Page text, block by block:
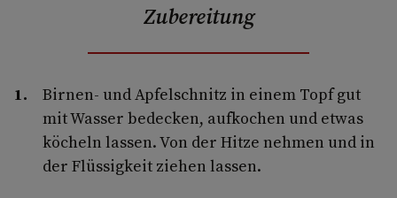
Zubereitung
Birnen- und Apfelschnitz in einem Topf gut
mit Wasser bedecken, aufkochen und etwas
köcheln lassen. Von der Hitze nehmen und in
der Flüssigkeit ziehen lassen.